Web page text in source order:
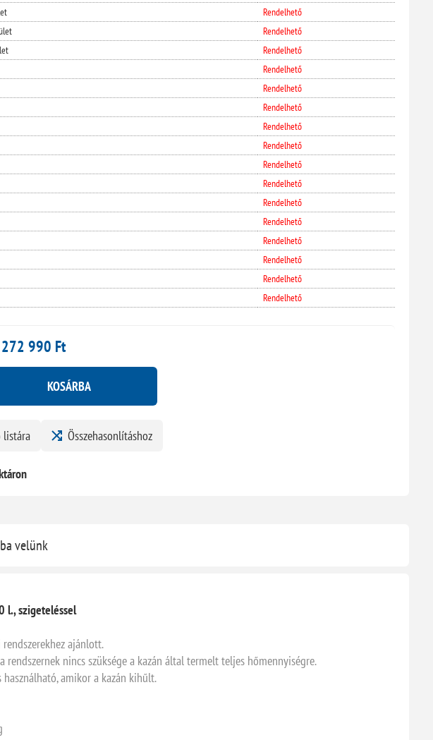
Rendelhető
Rendelhető
Rendelhető
Rendelhető
Rendelhető
Rendelhető
Rendelhető
Rendelhető
Rendelhető
Rendelhető
Rendelhető
Rendelhető
Rendelhető
Rendelhető
Rendelhető
Rendelhető
272 990 Ft
KOSÁRBA
listára Összehasonlításhoz
velünk
l., szigeteléssel
ajánlott.
nincs szüksége a kazán által termelt teljes hőmennyiségre.
amikor a kazán kihűlt.